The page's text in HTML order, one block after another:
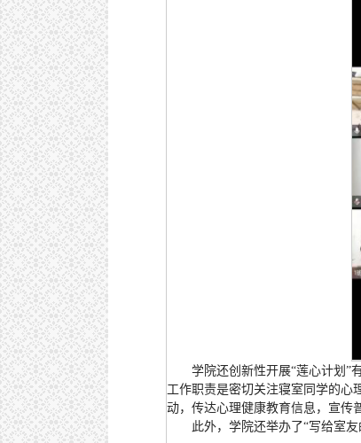
学院还创新性开展“莲心计划”
工作职责是密切关注寝室同学的心
动，传达心理健康教育信息，宣传
此外，学院还举办了“写给室友